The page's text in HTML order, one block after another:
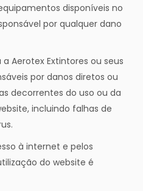
disponíveis no
por qualquer dano
Aerotex Extintores ou seus
por danos diretos ou
decorrentes do uso ou da
incluindo falhas de
à internet e pelos
do website é